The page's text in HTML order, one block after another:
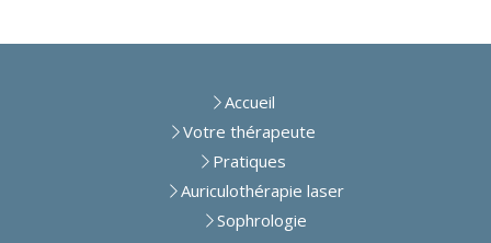
Accueil
Votre thérapeute
Pratiques
Auriculothérapie laser
Sophrologie